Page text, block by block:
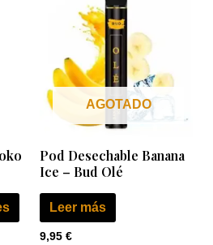
múltiples
variantes.
opciones
pueden
AGOTADO
Pod Desechable Banana
Ice – Bud Olé
Leer más
9,95 €